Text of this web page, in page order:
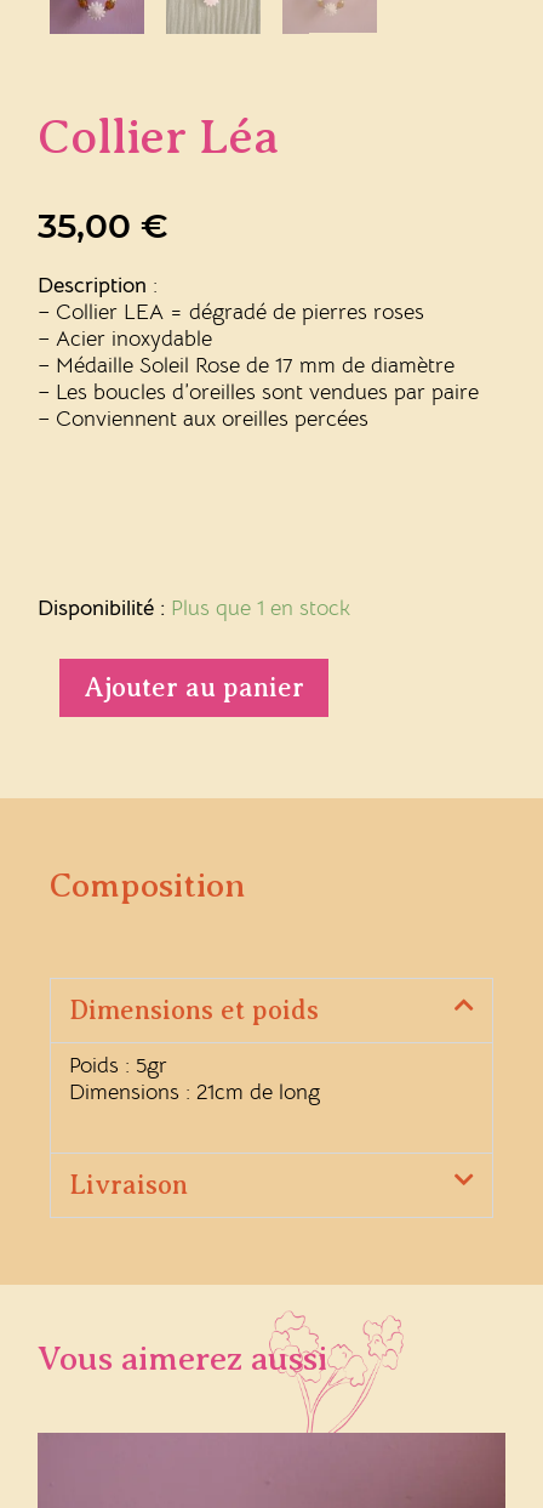
Collier Léa
35,00€
Description :
– Collier LEA = dégradé de pierres roses
– Acier inoxydable
– Médaille Soleil Rose de 17 mm de diamètre
– Les boucles d’oreilles sont vendues par paire
– Conviennent aux oreilles percées
Disponibilité : Plus que 1 en stock
de
Léa
Ajouter au panier
Composition
Dimensions et poids
Poids : 5gr
Dimensions : 21cm de long
Livraison
Vous aimerez aussi